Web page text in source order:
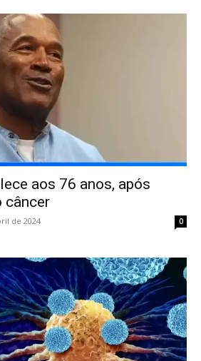
aos 76 anos, após
câncer
de 2024 0